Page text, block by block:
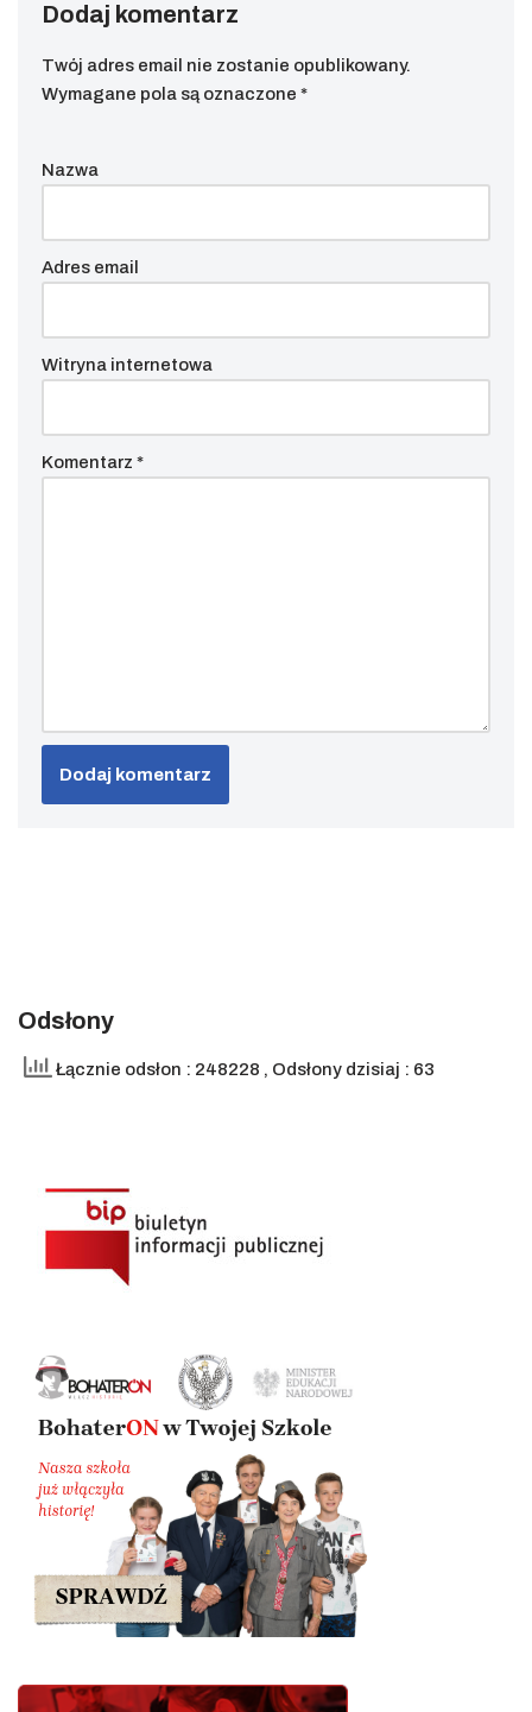
Dodaj komentarz
Twój adres email nie zostanie opublikowany.
Wymagane pola są oznaczone *
Nazwa
Adres email
Witryna internetowa
Komentarz *
Odsłony
Łącznie odsłon : 248228 , Odsłony dzisiaj : 63